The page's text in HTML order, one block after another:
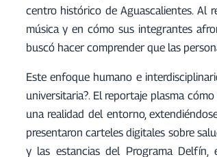
centro histórico de Aguascalientes. Al
música y en cómo sus integrantes
buscó hacer comprender que las
Este enfoque humano e
universitaria?. El reportaje plasma
una realidad del entorno,
presentaron carteles digitales sobre
y las estancias del Programa